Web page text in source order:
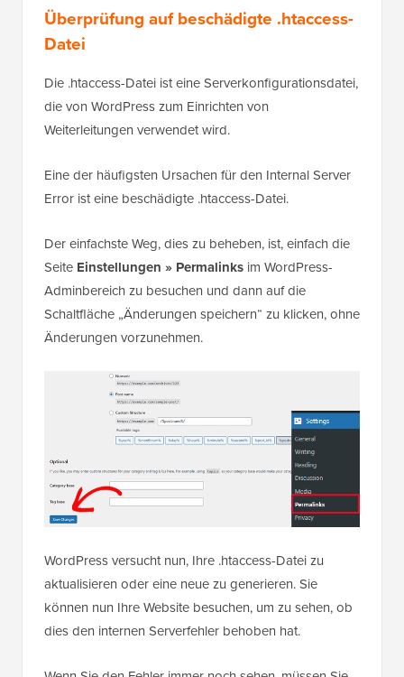
Überprüfung auf beschädigte .htaccess-
Datei
Die .htaccess-Datei ist eine Serverkonfigurationsdatei,
die von WordPress zum Einrichten von
Weiterleitungen verwendet wird.
Eine der häufigsten Ursachen für den Internal Server
Error ist eine beschädigte .htaccess-Datei.
Der einfachste Weg, dies zu beheben, ist, einfach die
Seite Einstellungen » Permalinks im WordPress-
Adminbereich zu besuchen und dann auf die
Schaltfläche „Änderungen speichern“ zu klicken, ohne
Änderungen vorzunehmen.
WordPress versucht nun, Ihre .htaccess-Datei zu
aktualisieren oder eine neue zu generieren. Sie
können nun Ihre Website besuchen, um zu sehen, ob
dies den internen Serverfehler behoben hat.